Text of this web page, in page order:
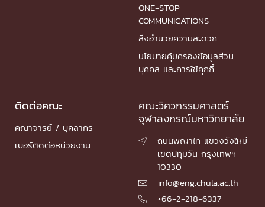
ONE-STOP
COMMUNICATIONS
สิ่งอำนวยความสะดวก
นโยบายคุ้มครองข้อมูลส่วน
บุคคล และการใช้คุกกี้
ติดต่อคณะ
คณาจารย์ / บุคลากร
เบอร์ติดต่อหน่วยงาน
คณะวิศวกรรมศาสตร์
จุฬาลงกรณ์มหาวิทยาลัย

ถนนพญาไท แขวงวังใหม่
เขตปทุมวัน กรุงเทพฯ
10330
 info@eng.chula.ac.th
 +66-2-218-6337